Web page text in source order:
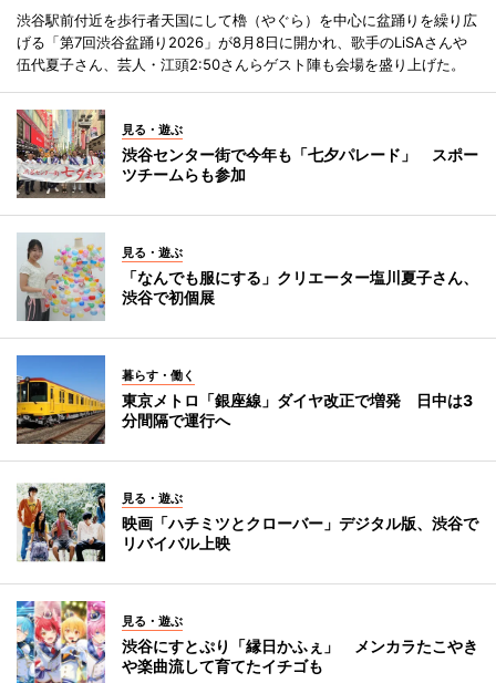
渋谷駅前付近を歩行者天国にして櫓（やぐら）を中心に盆踊りを繰り広
げる「第7回渋谷盆踊り2026」が8月8日に開かれ、歌手のLiSAさんや
伍代夏子さん、芸人・江頭2:50さんらゲスト陣も会場を盛り上げた。
見る・遊ぶ
渋谷センター街で今年も「七夕パレード」 スポー
ツチームらも参加
見る・遊ぶ
「なんでも服にする」クリエーター塩川夏子さん、
渋谷で初個展
暮らす・働く
東京メトロ「銀座線」ダイヤ改正で増発 日中は3
分間隔で運行へ
見る・遊ぶ
映画「ハチミツとクローバー」デジタル版、渋谷で
リバイバル上映
見る・遊ぶ
渋谷にすとぷり「縁日かふぇ」 メンカラたこやき
や楽曲流して育てたイチゴも